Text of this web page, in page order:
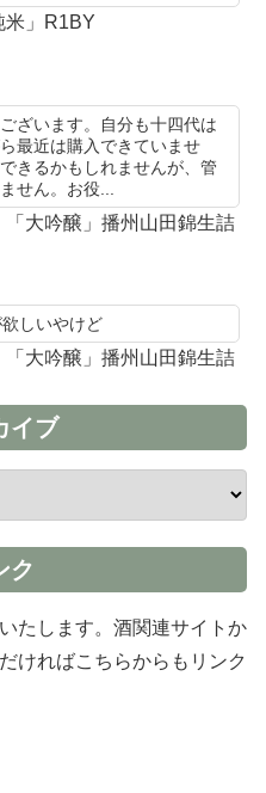
米」R1BY
ざいます。自分も十四代は
最近は購入できていませ
きるかもしれませんが、管
せん。お役...
大吟醸」播州山田錦生詰
しいやけど
大吟醸」播州山田錦生詰
イブ
ク
たします。酒関連サイトか
ければこちらからもリンク